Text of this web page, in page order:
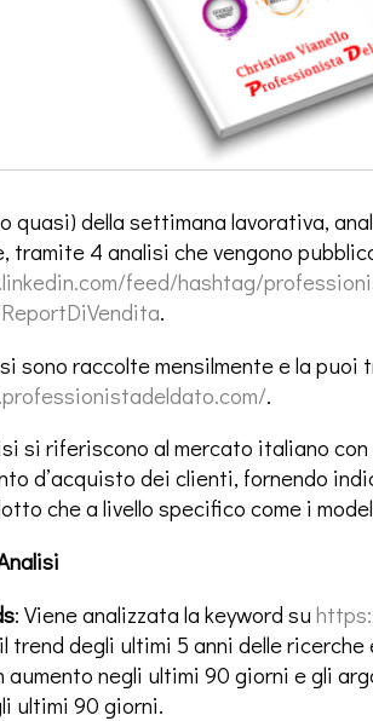
quasi) della settimana lavorativa,
tramite 4 analisi che vengono
feed/hashtag/
.
sono raccolte mensilmente e la puoi
.
si riferiscono al mercato italiano
d’acquisto dei clienti, fornendo
che a livello specifico come i
: Viene analizzata la keyword su
trend degli ultimi 5 anni delle
aumento negli ultimi 90 giorni e gli
ultimi 90 giorni.